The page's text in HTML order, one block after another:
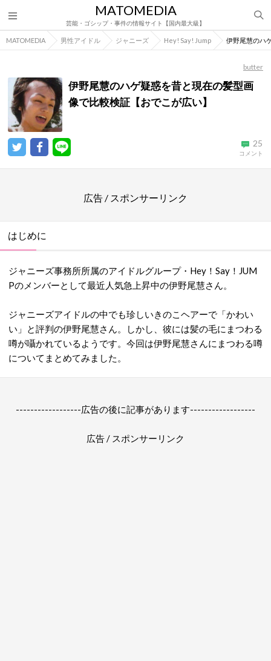
MATOMEDIA
芸能・ゴシップ・事件の情報サイト【国内最大級】
MATOMEDIA 男性アイドル ジャニーズ Hey! Say! Jump 伊野尾慧のハ
butter
伊野尾慧のハゲ疑惑を昔と現在の髪型画
像で比較検証【おでこが広い】
25
コメント
広告 / スポンサーリンク
はじめに
ジャニーズ事務所所属のアイドルグループ・Hey！Say！JUM
Pのメンバーとして最近人気急上昇中の伊野尾慧さん。
ジャニーズアイドルの中でも珍しいきのこヘアーで「かわい
い」と評判の伊野尾慧さん。しかし、彼には髪の毛にまつわる
噂が囁かれているようです。今回は伊野尾慧さんにまつわる噂
についてまとめてみました。
------------------広告の後に記事があります------------------
広告 / スポンサーリンク